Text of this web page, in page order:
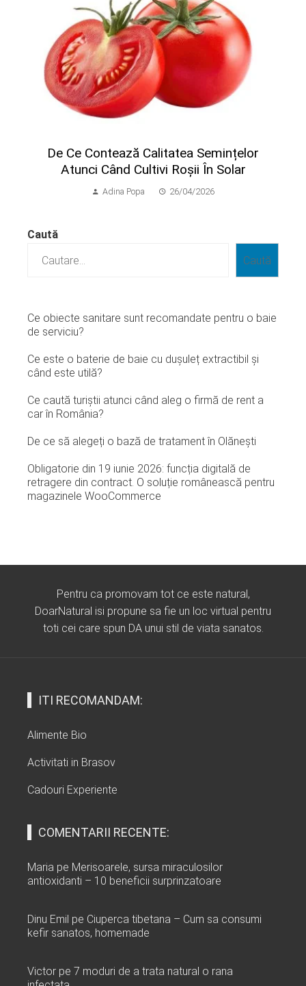
​De Ce Contează Calitatea Semințelor
Atunci Când Cultivi Roșii În Solar
Adina Popa 26/04/2026
Caută
Caută
Ce obiecte sanitare sunt recomandate pentru o baie
de serviciu?
Ce este o baterie de baie cu dușuleț extractibil și
când este utilă?
Ce caută turiștii atunci când aleg o firmă de rent a
car în România?
De ce să alegeți o bază de tratament în Olănești
Obligatorie din 19 iunie 2026: funcția digitală de
retragere din contract. O soluție românească pentru
magazinele WooCommerce
Pentru ca promovam tot ce este natural,
DoarNatural isi propune sa fie un loc virtual pentru
toti cei care spun DA unui stil de viata sanatos.
ITI RECOMANDAM:
Alimente Bio
Activitati in Brasov
Cadouri Experiente
COMENTARII RECENTE:
Maria pe Merisoarele, sursa miraculosilor
antioxidanti – 10 beneficii surprinzatoare
Dinu Emil pe Ciuperca tibetana – Cum sa consumi
kefir sanatos, homemade
Victor pe 7 moduri de a trata natural o rana